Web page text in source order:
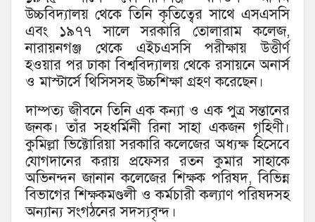
উচ্চবিদ্যালয় থেকে তিনি কৃতিত্বের সাথে এসএসসি
এবং ১৯৭৭ সালে সরকারি তোলারাম কলেজ,
নারায়নগঞ্জ থেকে এইচএসসি পরীক্ষায় উত্তীর্ণ
হওয়ার পর ঢাকা বিশ্ববিদ্যালয় থেকে রসায়নে অনার্স
ও মাস্টার্সে থিসিসসহ উচ্চশিক্ষা গ্রহণ করেছেন।
দাম্পত্য জীবনে তিনি এক কন্যা ও এক পুত্র সন্তানের
জনক। তাঁর সহধর্মিনী রিনা সাহা একজন গৃহিণী।
কুমিল্লা ভিক্টোরিয়া সরকারি কলেজের অধ্যক্ষ হিসেবে
যোগদানের করায় প্রফেসর রতন কুমার সাহাকে
অভিনন্দন জানান কলেজের শিক্ষক পরিষদ, বিভিন্ন
বিভাগের শিক্ষকমণ্ডলী ও কর্মচারী কল্যাণ পরিষদসহ
অন্যান্য সংগঠনের সদস্যবৃন্দ।